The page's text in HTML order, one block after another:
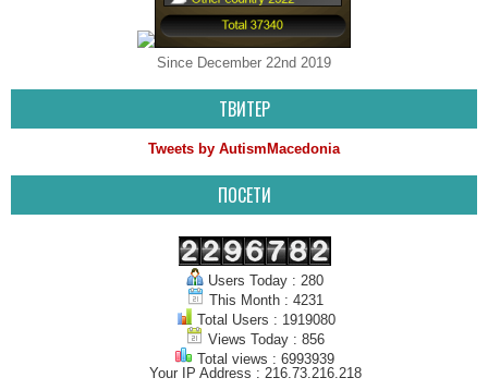
Since December 22nd 2019
ТВИТЕР
Tweets by AutismMacedonia
ПОСЕТИ
Users Today : 280
This Month : 4231
Total Users : 1919080
Views Today : 856
Total views : 6993939
Your IP Address : 216.73.216.218